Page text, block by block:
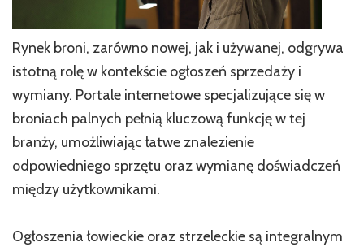
Rynek broni, zarówno nowej, jak i używanej, odgrywa
istotną rolę w kontekście ogłoszeń sprzedaży i
wymiany. Portale internetowe specjalizujące się w
broniach palnych pełnią kluczową funkcję w tej
branży, umożliwiając łatwe znalezienie
odpowiedniego sprzętu oraz wymianę doświadczeń
między użytkownikami.
Ogłoszenia łowieckie oraz strzeleckie są integralnym